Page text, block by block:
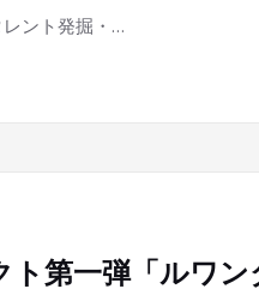
ント発掘・…
第一弾「ルワ